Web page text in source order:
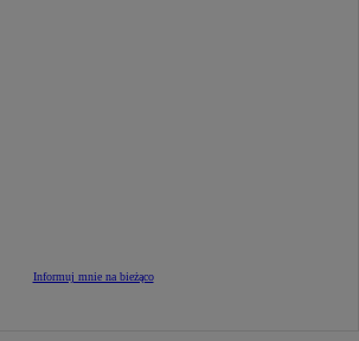
Informuj mnie na bieżąco